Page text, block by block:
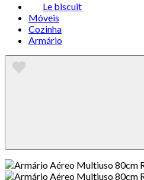
Le biscuit
Móveis
Cozinha
Armário